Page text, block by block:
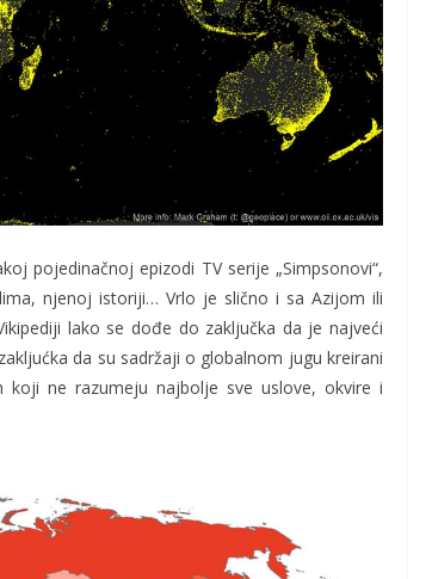
pojedinačnoj epizodi TV serije „Simpsonovi“,
njenoj istoriji… Vrlo je slično i sa Azijom ili
lako se dođe do zaključka da je najveći
da su sadržaji o globalnom jugu kreirani
ne razumeju najbolje sve uslove, okvire i